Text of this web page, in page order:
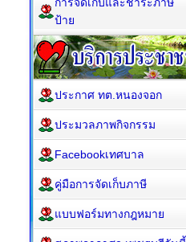
ป้าย
ประกาศ ทต.หนองจอก
ประมวลภาพกิจกรรม
Facebookเทศบาล
คู่มือการจัดเก็บภาษี
แบบฟอร์มทางกฎหมาย